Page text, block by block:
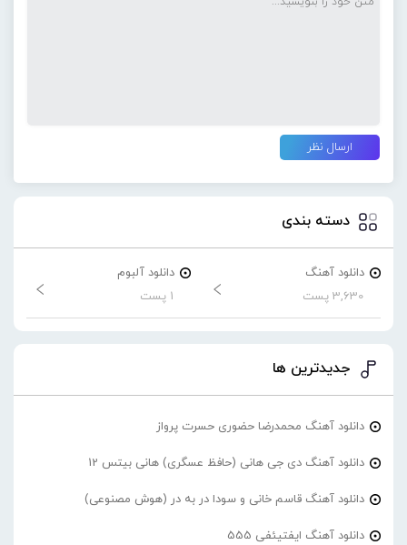
دسته بندی
دانلود آهنگ
3,630 پست
دانلود آلبوم
1 پست
جدیدترین ها
دانلود آهنگ محمدرضا حضورى حسرت پرواز
دانلود آهنگ دی جی هانی (حافظ عسگری) هانی بیتس 12
دانلود آهنگ قاسم خانی و سودا در به در (هوش مصنوعی)
دانلود آهنگ ایفتیئفی 555